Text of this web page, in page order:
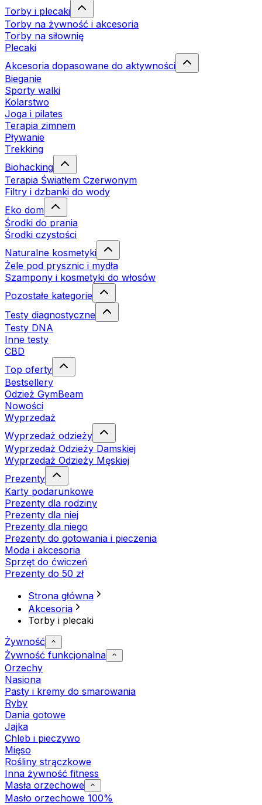
Torby i plecaki
Torby na żywność i akcesoria
Torby na siłownię
Plecaki
Akcesoria dopasowane do aktywności
Bieganie
Sporty walki
Kolarstwo
Joga i pilates
Terapia zimnem
Pływanie
Trekking
Biohacking
Terapia Światłem Czerwonym
Filtry i dzbanki do wody
Eko dom
Środki do prania
Środki czystości
Naturalne kosmetyki
Żele pod prysznic i mydła
Szampony i kosmetyki do włosów
Pozostałe kategorie
Testy diagnostyczne
Testy DNA
Inne testy
CBD
Top oferty
Bestsellery
Odzież GymBeam
Nowości
Wyprzedaż
Wyprzedaż odzieży
Wyprzedaż Odzieży Damskiej
Wyprzedaż Odzieży Męskiej
Prezenty
Karty podarunkowe
Prezenty dla rodziny
Prezenty dla niej
Prezenty dla niego
Prezenty do gotowania i pieczenia
Moda i akcesoria
Sprzęt do ćwiczeń
Prezenty do 50 zł
Strona główna
Akcesoria
Torby i plecaki
Żywność
Żywność funkcjonalna
Orzechy
Nasiona
Pasty i kremy do smarowania
Ryby
Dania gotowe
Jajka
Chleb i pieczywo
Mięso
Rośliny strączkowe
Inna żywność fitness
Masła orzechowe
Masło orzechowe 100%